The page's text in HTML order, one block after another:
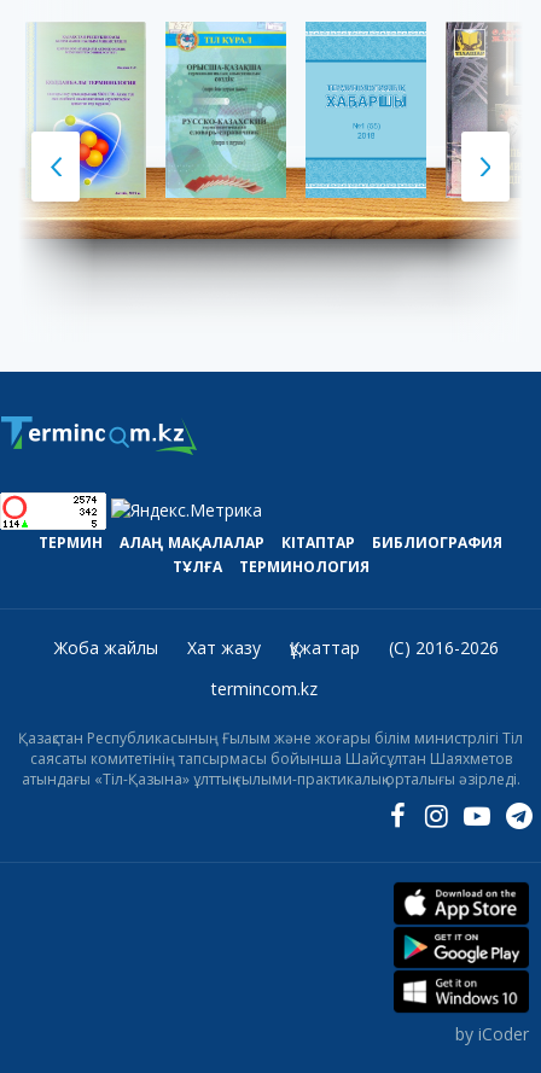
ТЕРМИН АЛАҢ МАҚАЛАЛАР КІТАПТАР
БИБЛИОГРАФИЯ
ТҰЛҒА
ТЕРМИНОЛОГИЯ
Жоба жайлы Хат жазу Құжаттар
(C) 2016-2026
termincom.kz
Қазақстан Республикасының Ғылым және жоғары білім министрлігі Тіл
саясаты комитетінің тапсырмасы бойынша Шайсұлтан Шаяхметов
атындағы «Тіл-Қазына» ұлттық ғылыми-практикалық орталығы әзірледі.
by iCoder